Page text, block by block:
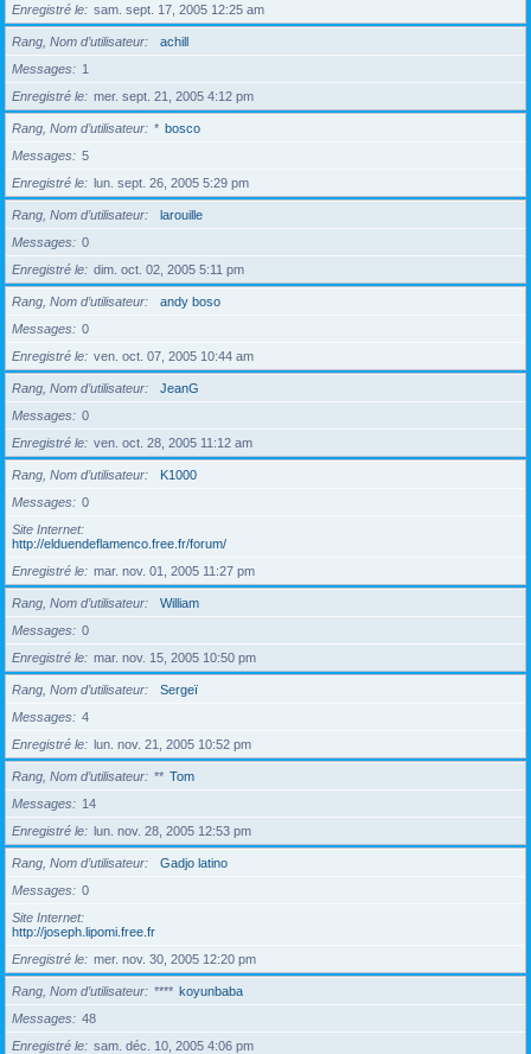
Enregistré le
sam. sept. 17, 2005 12:25 am
Rang, Nom d’utilisateur
achill
Messages
1
Enregistré le
mer. sept. 21, 2005 4:12 pm
Rang, Nom d’utilisateur * bosco
Messages
5
Enregistré le
lun. sept. 26, 2005 5:29 pm
Rang, Nom d’utilisateur
larouille
Messages
0
Enregistré le
dim. oct. 02, 2005 5:11 pm
Rang, Nom d’utilisateur
andy boso
Messages
0
Enregistré le
ven. oct. 07, 2005 10:44 am
Rang, Nom d’utilisateur
JeanG
Messages
0
Enregistré le
ven. oct. 28, 2005 11:12 am
Rang, Nom d’utilisateur
K1000
Messages
0
Site Internet
http://elduendeflamenco.free.fr/forum/
Enregistré le
mar. nov. 01, 2005 11:27 pm
Rang, Nom d’utilisateur
William
Messages
0
Enregistré le
mar. nov. 15, 2005 10:50 pm
Rang, Nom d’utilisateur
Sergeï
Messages
4
Enregistré le
lun. nov. 21, 2005 10:52 pm
Rang, Nom d’utilisateur ** Tom
Messages
14
Enregistré le
lun. nov. 28, 2005 12:53 pm
Rang, Nom d’utilisateur
Gadjo latino
Messages
0
Site Internet
http://joseph.lipomi.free.fr
Enregistré le
mer. nov. 30, 2005 12:20 pm
Rang, Nom d’utilisateur **** koyunbaba
Messages
48
Enregistré le
sam. déc. 10, 2005 4:06 pm